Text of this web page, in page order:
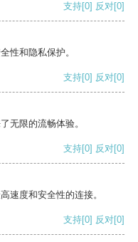
支持[0] 反对[0]
性和隐私保护。
支持[0] 反对[0]
无限的流畅体验。
支持[0] 反对[0]
速度和安全性的连接。
支持[0] 反对[0]